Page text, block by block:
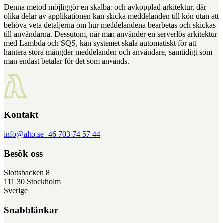
Denna metod möjliggör en skalbar och avkopplad arkitektur, där
olika delar av applikationen kan skicka meddelanden till kön utan att
behöva veta detaljerna om hur meddelandena bearbetas och skickas
till användarna. Dessutom, när man använder en serverlös arkitektur
med Lambda och SQS, kan systemet skala automatiskt för att
hantera stora mängder meddelanden och användare, samtidigt som
man endast betalar för det som används.
Kontakt
info@alto.se+46 703 74 57 44
Besök oss
Slottsbacken 8
111 30 Stockholm
Sverige
Snabblänkar